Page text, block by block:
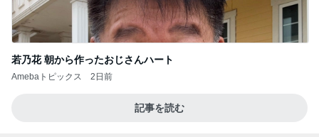
若乃花 朝から作ったおじさんハート
Amebaトピックス 2日前
記事を読む